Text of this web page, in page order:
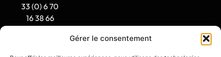
Gérer le consentement
33 (0) 6 70
16 38 66